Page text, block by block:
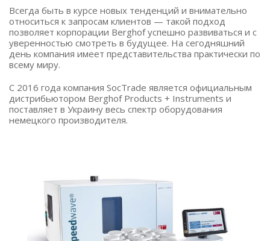
Всегда быть в курсе новых тенденций и внимательно
относиться к запросам клиентов — такой подход
позволяет корпорации Berghof успешно развиваться и с
уверенностью смотреть в будущее. На сегодняшний
день компания имеет представительства практически по
всему миру.
С 2016 года компания SocTrade является официальным
дистрибьютором Berghof Products + Instruments и
поставляет в Украину весь спектр оборудования
немецкого производителя.